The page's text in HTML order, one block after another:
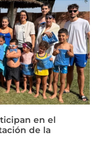
en el
de la